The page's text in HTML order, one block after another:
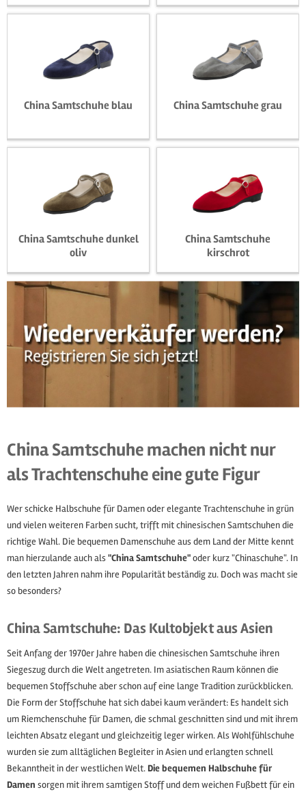
16,90 € * 16,90 € *
China Samtschuhe blau
16,90 € *
China Samtschuhe grau
16,90 € *
China Samtschuhe dunkel
oliv
16,90 € *
China Samtschuhe machen nicht nur
als Trachtenschuhe eine gute Figur
Wer schicke Halbschuhe für Damen oder elegante Trachtenschuhe in grün
und vielen weiteren Farben sucht, trifft mit chinesischen Samtschuhen die
richtige Wahl. Die bequemen Damenschuhe aus dem Land der Mitte kennt
man hierzulande auch als"China Samtschuhe"oder kurz "Chinaschuhe". In
den letzten Jahren nahm ihre Popularität beständig zu. Doch was macht sie
so besonders?
China Samtschuhe: Das Kultobjekt aus Asien
Seit Anfang der 1970er Jahre haben die chinesischen Samtschuhe ihren
Siegeszug durch die Welt angetreten. Im asiatischen Raum können die
bequemen Stoffschuhe aber schon auf eine lange Tradition zurückblicken.
Die Form der Stoffschuhe hat sich dabei kaum verändert: Es handelt sich
um Riemchenschuhe für Damen, die schmal geschnitten sind und mit ihrem
leichten Absatz elegant und gleichzeitig leger wirken. Als Wohlfühlschuhe
wurden sie zum alltäglichen Begleiter in Asien und erlangten schnell
Bekanntheit in der westlichen Welt. Die bequemen Halbschuhe für
Damen sorgen mit ihrem samtigen Stoff und dem weichen Fußbett für ein
China Samtschuhe
kirschrot
16,90 € *